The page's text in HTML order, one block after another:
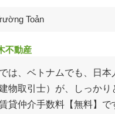
Toản
不動産
は、ベトナムでも、日本
物取引士）が、しっかり
貸仲介手数料【無料】で